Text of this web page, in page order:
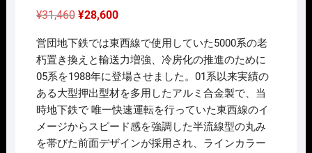
¥31,460 元
価
格
は
¥31,460
で
し
た。
¥28,600現
価
格
は
¥28,600
で
す。
営団地下鉄では東西線で使用していた5000系の老
朽置き換えと輸送力増強、冷房化の推進のために
05系を1988年に登場させました。01系以来実績の
ある大型押出型材を多用したアルミ合金製で、当
時地下鉄で 唯一快速運転を行っていた東西線のイ
メージからスピード感を強調した半流線型の丸み
を帯びた前面デザインが採用され、ラインカラー